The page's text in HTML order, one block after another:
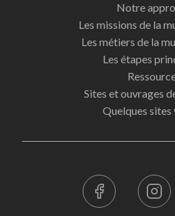
Notre
Les missions de la
Les métiers de la
Les étapes
Sites et ouvrages
Quelques sites